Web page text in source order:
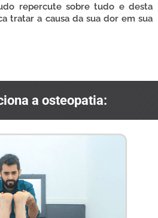
repercute sobre tudo e desta
tratar a causa da sua dor em sua
a osteopatia: